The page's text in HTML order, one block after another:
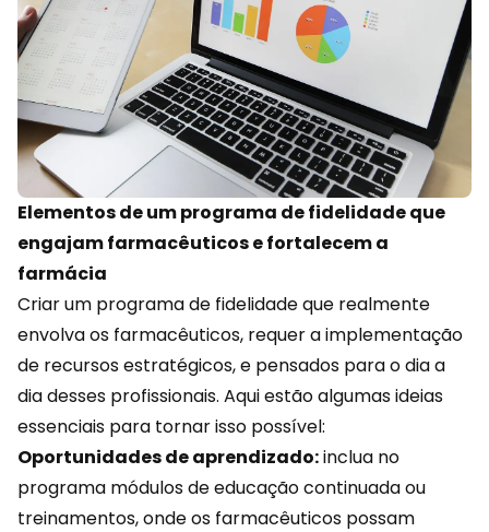
Elementos de um programa de fidelidade que
engajam farmacêuticos e fortalecem a
farmácia
Criar um programa de fidelidade que realmente
envolva os farmacêuticos, requer a implementação
de recursos estratégicos, e pensados para o dia a
dia desses profissionais. Aqui estão algumas ideias
essenciais para tornar isso possível:
Oportunidades de aprendizado:inclua no
programa módulos de educação continuada ou
treinamentos, onde os farmacêuticos possam